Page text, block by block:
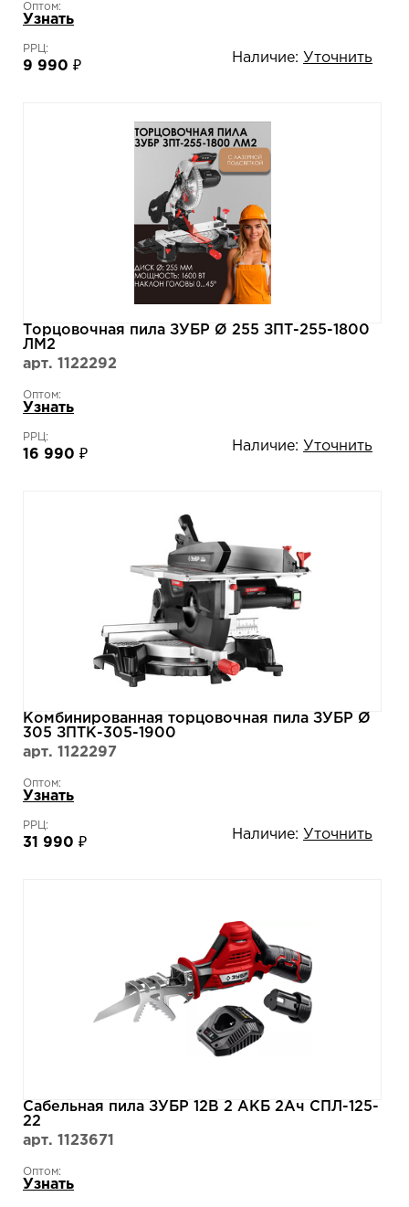
Оптом:
Узнать
РРЦ:
9 990 ₽
Наличие: Уточнить
Торцовочная пила ЗУБР Ø 255 ЗПТ-255-1800
ЛМ2
арт. 1122292
Оптом:
Узнать
РРЦ:
16 990 ₽
Наличие: Уточнить
Комбинированная торцовочная пила ЗУБР Ø
305 ЗПТК-305-1900
арт. 1122297
Оптом:
Узнать
РРЦ:
31 990 ₽
Наличие: Уточнить
Сабельная пила ЗУБР 12В 2 АКБ 2Ач СПЛ-125-
22
арт. 1123671
Оптом:
Узнать